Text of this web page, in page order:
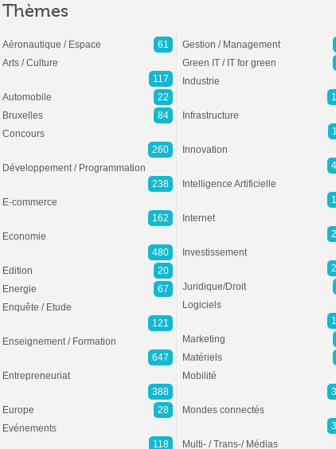
Thèmes
Aéronautique / Espace
61
Arts / Culture
117
Automobile
22
Bruxelles
84
Concours
260
Développement / Programmation
238
E-commerce
162
Economie
480
Edition
20
Energie
67
Enquête / Etude
121
Enseignement / Formation
647
Entrepreneuriat
388
Europe
28
Evénements
118
Gestion / Management
Green IT / IT for green
Industrie
Infrastructure
Innovation
Intelligence Artificielle
Internet
Investissement
Juridique/Droit
Logiciels
Marketing
Matériels
Mobilité
Mondes connectés
Multi- / Trans-/ Médias